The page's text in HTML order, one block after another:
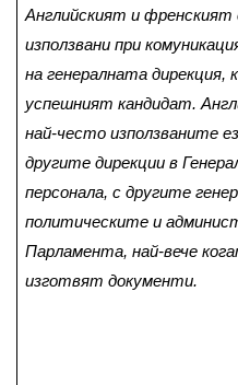
Английският и френският
използвани при
на генералната дирекция,
успешният кандидат.
най-често използваните
другите дирекции в
персонала, с другите
политическите и
Парламента, най-вече
изготвят документи.